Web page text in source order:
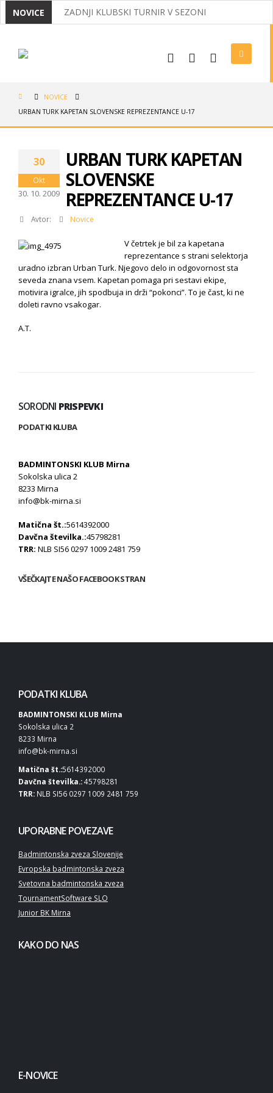
NOVICE ZADNJI KLUBSKI TURNIR V SEZONI
IZ OPATIJE Z DVEMA MEDALJAMA
VABILO NA REDNI ZBOR ČLANOV 2026
TRADICIONALNI KLUBSKI BOWLING
NOVICE
URBAN TURK KAPETAN SLOVENSKE REPREZENTANCE U-17
30
Okt
30. 10. 2009
URBAN TURK KAPETAN
SLOVENSKE
REPREZENTANCE U-17
Avtor: Novice
V četrtek je bil za kapetana
reprezentance s strani selektorja
uradno izbran Urban Turk. Njegovo delo in odgovornost sta
seveda znana vsem. Kapetan pomaga pri sestavi ekipe,
motivira igralce, jih spodbuja in drži “pokonci”. To je čast, ki ne
doleti ravno vsakogar.
A.T.
SORODNI PRISPEVKI
PODATKI KLUBA
BADMINTONSKI KLUB Mirna
Sokolska ulica 2
8233 Mirna
info@bk-mirna.si
Matična št.:5614392000
Davčna številka.:45798281
TRR: NLB SI56 0297 1009 2481 759
VŠEČKAJTE NAŠO FACEBOOK STRAN
PODATKI KLUBA
BADMINTONSKI KLUB Mirna
Sokolska ulica 2
8233 Mirna
info@bk-mirna.si
Matična št.:5614392000
Davčna številka.:45798281
TRR: NLB SI56 0297 1009 2481 759
UPORABNE POVEZAVE
Badmintonska zveza Slovenije
Evropska badmintonska zveza
Svetovna badmintonska zveza
TournamentSoftware SLO
Junior BK Mirna
KAKO DO NAS
E-NOVICE